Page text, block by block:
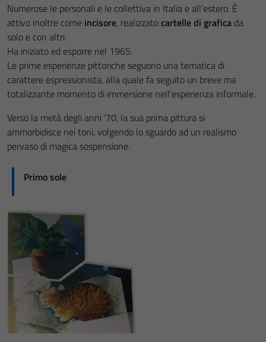
Numerose le personali e le collettiva in Italia e all’estero. È
attivo inoltre come incisore, realizzatocartelle di grafica da
solo e con altri.
Ha iniziato ed esporre nel 1965.
Le prime esperienze pittoriche seguono una tematica di
carattere espressionista, alla quale fa seguito un breve ma
totalizzante momento di immersione nell’esperienza informale.
Verso la metà degli anni ’70, la sua prima pittura si
ammorbidisce nei toni, volgendo lo sguardo ad un realismo
pervaso di magica sospensione.
Primo sole